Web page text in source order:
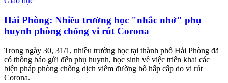
Hải Phòng: Nhiều trường học "nhắc nhở" phụ
huynh phòng chống vi rút Corona
Trong ngày 30, 31/1, nhiều trường học tại thành phố Hải Phòng đã
có thông báo gửi đến phụ huynh, học sinh về việc triển khai các
biện pháp phòng chống dịch viêm đường hô hấp cấp do vi rút
Corona.